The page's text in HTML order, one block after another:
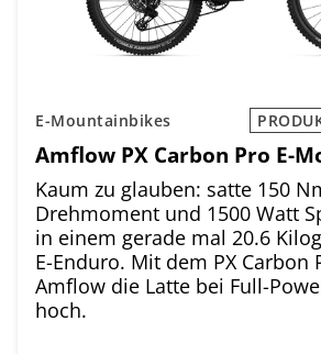
E-Mountainbikes
Amflow PX Carbon Pro E-
Kaum zu glauben: satte 150
Drehmoment und 1500 Watt
in einem gerade mal 20.6
E-Enduro. Mit dem PX Carbon
Amflow die Latte bei Full-
hoch.